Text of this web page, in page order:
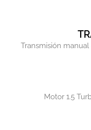
Transmisión
Motor 1.5